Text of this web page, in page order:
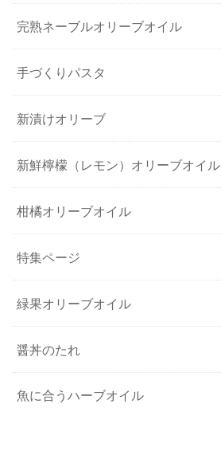
完熟ネーブルオリーブオイル
手づくりパスタ
新漬けオリーブ
新鮮檸檬（レモン）オリーブオイル
柑橘オリーブオイル
特集ページ
緑果オリーブオイル
醤丼のたれ
魚に合うハーブオイル